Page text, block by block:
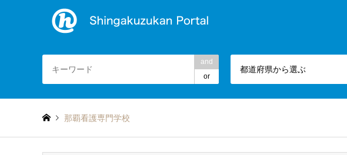
and
or
都道府県から選ぶ
那覇看護専門学校